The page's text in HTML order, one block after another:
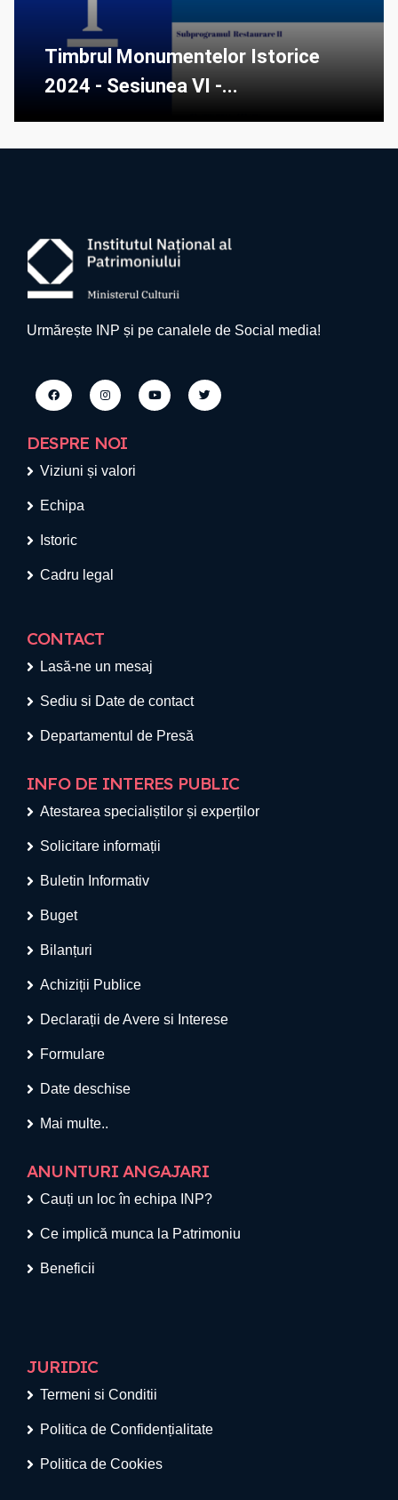
Timbrul Monumentelor Istorice
2024 - Sesiunea VI -...
Urmărește INP și pe canalele de Social media!
DESPRE NOI
Viziuni și valori
Echipa
Istoric
Cadru legal
CONTACT
Lasă-ne un mesaj
Sediu si Date de contact
Departamentul de Presă
INFO DE INTERES PUBLIC
Atestarea specialiștilor și experților
Solicitare informații
Buletin Informativ
Buget
Bilanțuri
Achiziții Publice
Declarații de Avere si Interese
Formulare
Date deschise
Mai multe..
ANUNTURI ANGAJARI
Cauți un loc în echipa INP?
Ce implică munca la Patrimoniu
Beneficii
JURIDIC
Termeni si Conditii
Politica de Confidențialitate
Politica de Cookies